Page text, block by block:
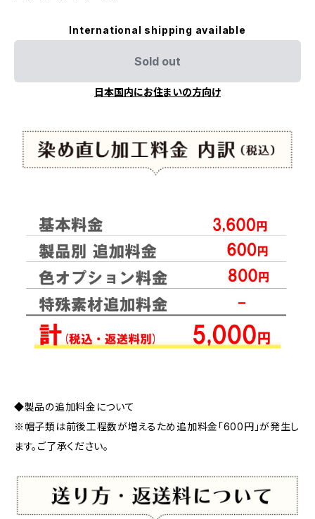
International shipping available
Sold out
日本国内にお住まいの方向け
◆製品の追加料金について
※帽子類は前後工程数が増えるため追加料金「600円」が発生し
ます。ご了承ください。